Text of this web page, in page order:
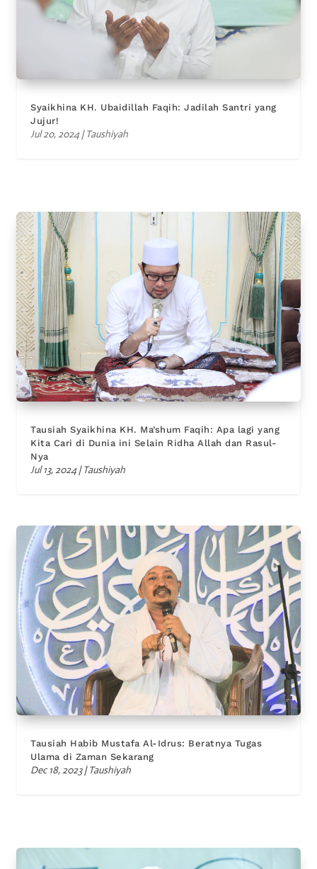
Syaikhina KH. Ubaidillah Faqih: Jadilah Santri yang
Jujur!
Jul 20, 2024|Taushiyah
Tausiah Syaikhina KH. Ma’shum Faqih: Apa lagi yang
Kita Cari di Dunia ini Selain Ridha Allah dan Rasul-
Nya
Jul 13, 2024|Taushiyah
Tausiah Habib Mustafa Al-Idrus: Beratnya Tugas
Ulama di Zaman Sekarang
Dec 18, 2023|Taushiyah